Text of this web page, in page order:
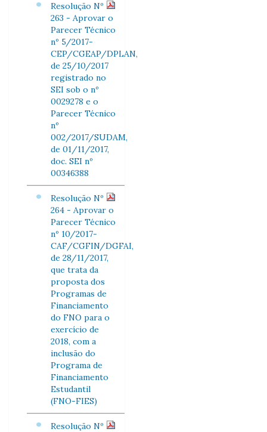
Resolução Nº
263 - Aprovar o
Parecer Técnico
nº 5/2017-
CEP/CGEAP/DPLAN,
de 25/10/2017
registrado no
SEI sob o nº
0029278 e o
Parecer Técnico
nº
002/2017/SUDAM,
de 01/11/2017,
doc. SEI nº
00346388
Resolução Nº
264 - Aprovar o
Parecer Técnico
nº 10/2017-
CAF/CGFIN/DGFAI,
de 28/11/2017,
que trata da
proposta dos
Programas de
Financiamento
do FNO para o
exercício de
2018, com a
inclusão do
Programa de
Financiamento
Estudantil
(FNO-FIES)
Resolução Nº